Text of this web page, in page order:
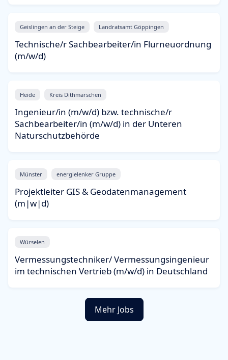
Geislingen an der Steige Landratsamt Göppingen
Technische/r Sachbearbeiter/in Flurneuordnung
(m/w/d)
Heide Kreis Dithmarschen
Ingenieur/in (m/w/d) bzw. technische/r
Sachbearbeiter/in (m/w/d) in der Unteren
Naturschutzbehörde
Münster energielenker Gruppe
Projektleiter GIS & Geodatenmanagement
(m|w|d)
Würselen
Vermessungstechniker/ Vermessungsingenieur
im technischen Vertrieb (m/w/d) in Deutschland
Mehr Jobs